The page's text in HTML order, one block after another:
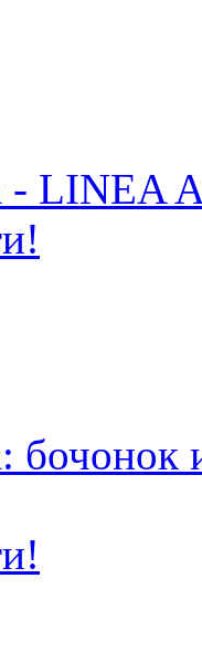
- LINEA
бочонок